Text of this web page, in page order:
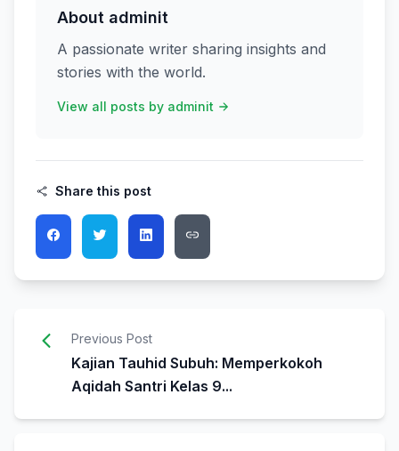
About adminit
A passionate writer sharing insights and
stories with the world.
View all posts by adminit
Share this post
Previous Post
Kajian Tauhid Subuh: Memperkokoh
Aqidah Santri Kelas 9...